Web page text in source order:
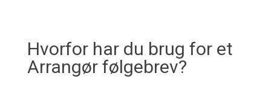
Hvorfor har du brug for et
Arrangør følgebrev?